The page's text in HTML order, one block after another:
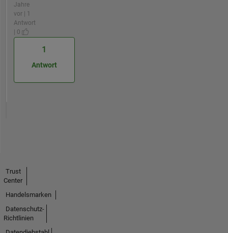
Jahre
vor | 1
Antwort
| 0
1
Antwort
Trust
Center
Handelsmarken
Datenschutz-
Richtlinien